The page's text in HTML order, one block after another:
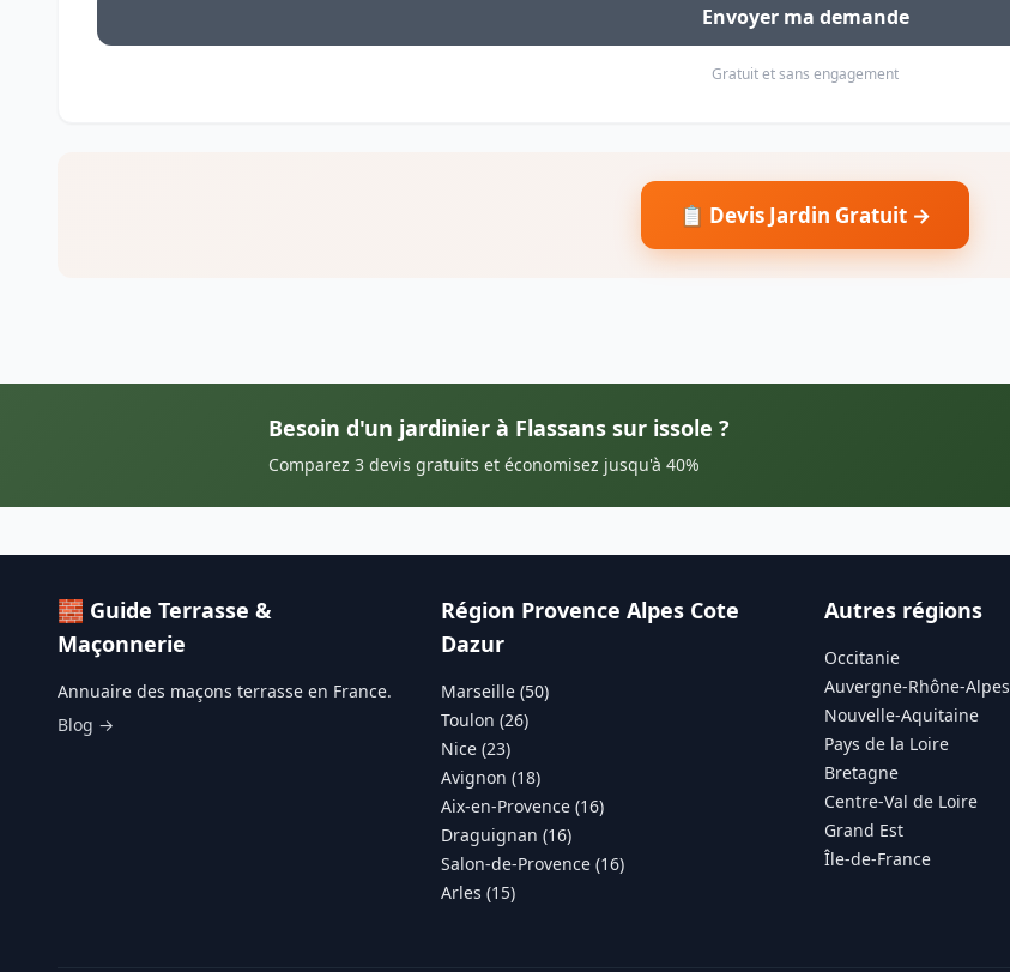
Envoyer ma demande
Gratuit et sans engagement
📋 Devis Jardin Gratuit →
Besoin d'un jardinier à Flassans sur issole ?
Comparez 3 devis gratuits et économisez jusqu'à 40%
🧱 Guide Terrasse &
Maçonnerie
Annuaire des maçons terrasse en France.
Blog →
Région Provence Alpes Cote
Dazur
Marseille (50)
Toulon (26)
Nice (23)
Avignon (18)
Aix-en-Provence (16)
Draguignan (16)
Salon-de-Provence (16)
Arles (15)
Autres régions
Occitanie
Auvergne-Rhône-Alpes
Nouvelle-Aquitaine
Pays de la Loire
Bretagne
Centre-Val de Loire
Grand Est
Île-de-France